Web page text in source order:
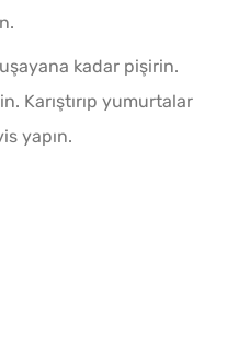
kadar pişirin.
Karıştırıp yumurtalar
yapın.